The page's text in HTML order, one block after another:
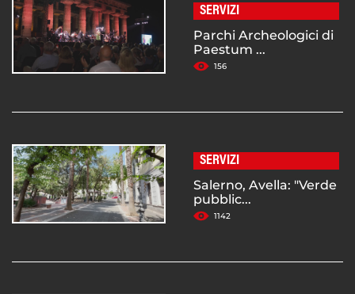
SERVIZI
Parchi Archeologici di
Paestum ...
156
SERVIZI
Salerno, Avella: "Verde
pubblic...
1142